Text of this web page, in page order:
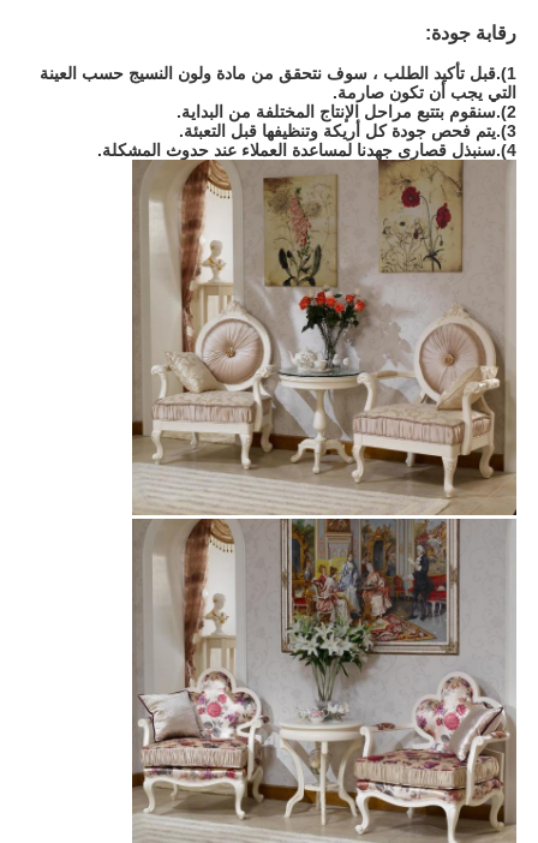
رقابة جودة:
1).قبل تأكيد الطلب ، سوف نتحقق من مادة ولون النسيج حسب العينة
التي يجب أن تكون صارمة.
2).سنقوم بتتبع مراحل الإنتاج المختلفة من البداية.
3).يتم فحص جودة كل أريكة وتنظيفها قبل التعبئة.
4).سنبذل قصارى جهدنا لمساعدة العملاء عند حدوث المشكلة.